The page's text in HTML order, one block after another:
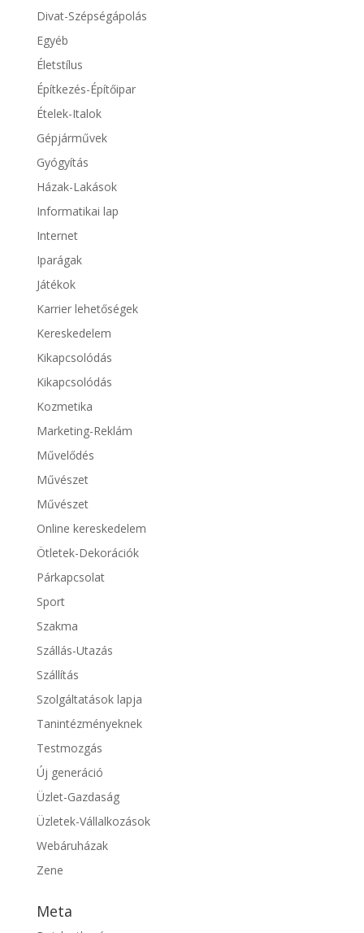
Divat-Szépségápolás
Egyéb
Életstílus
Építkezés-Építőipar
Ételek-Italok
Gépjárművek
Gyógyítás
Házak-Lakások
Informatikai lap
Internet
Iparágak
Játékok
Karrier lehetőségek
Kereskedelem
Kikapcsolódás
Kikapcsolódás
Kozmetika
Marketing-Reklám
Művelődés
Művészet
Művészet
Online kereskedelem
Ötletek-Dekorációk
Párkapcsolat
Sport
Szakma
Szállás-Utazás
Szállítás
Szolgáltatások lapja
Tanintézményeknek
Testmozgás
Új generáció
Üzlet-Gazdaság
Üzletek-Vállalkozások
Webáruházak
Zene
Meta